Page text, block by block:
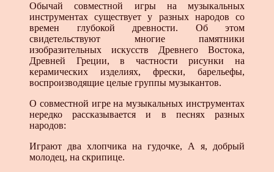
Обычай совместной игры на музыкальных
инструментах существует у разных народов со
времен глубокой древности. Об этом
свидетельствуют многие памятники
изобразительных искусств Древнего Востока,
Древней Греции, в частности рисунки на
керамических изделиях, фрески, барельефы,
воспроизводящие целые группы музыкантов.
О совместной игре на музыкальных инструментах
нередко рассказывается и в песнях разных
народов:
Играют два хлопчика на гудочке, А я, добрый
молодец, на скрипице.